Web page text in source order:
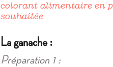
colorant alimentaire en
souhaitée
La ganache :
Préparation 1 :